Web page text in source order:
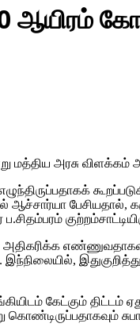
ஆயிரம்
மத்திய அரசு விளக்கம்
பேசியதால்,
இந்நிலையில்,
கேட்கும்
சுபாஷ்